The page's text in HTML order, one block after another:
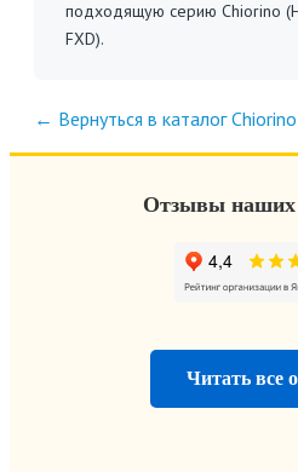
подходящую серию Chiorino
FXD).
← Вернуться в каталог Chiorino
Отзывы наших
Читать все